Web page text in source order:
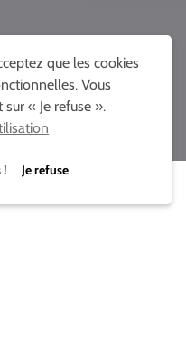
que les cookies
Vous
« Je refuse ».
! Je refuse